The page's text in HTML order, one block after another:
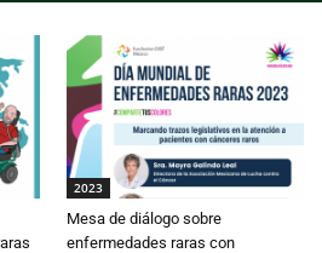
2023
Mesa de diálogo sobre
enfermedades raras con